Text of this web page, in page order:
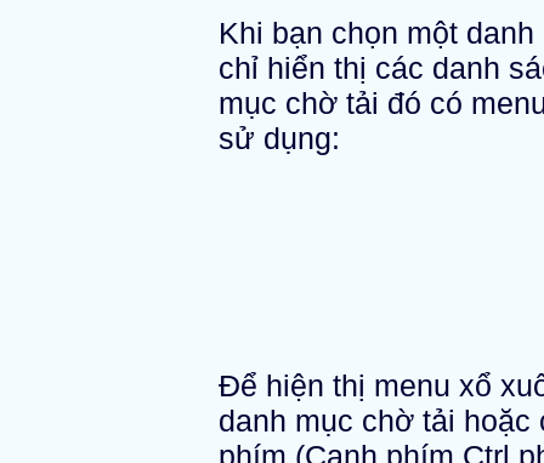
Khi bạn chọn một
chỉ hiển thị các danh
mục chờ tải đó có
sử dụng:
Để hiện thị menu xổ
danh mục chờ tải hoặc
phím (Cạnh phím Ctrl